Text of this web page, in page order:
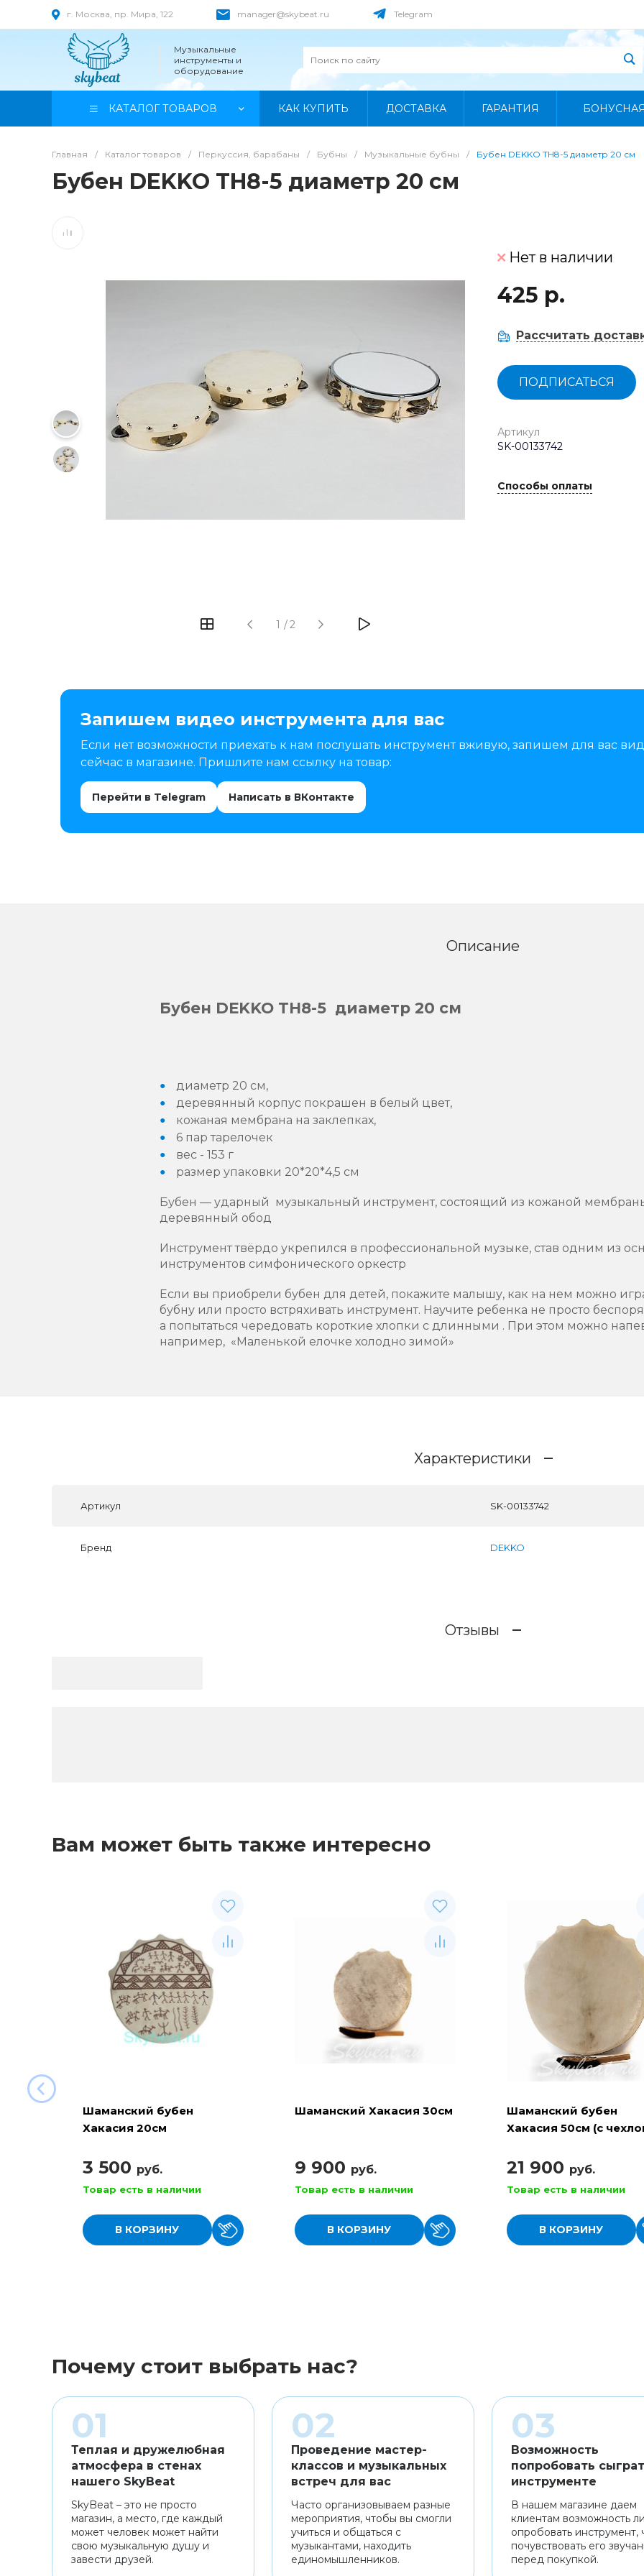
г. Москва, пр. Мира, 122 manager@skybeat.ru Telegram
Музыкальные
инструменты и
оборудование
КАТАЛОГ ТОВАРОВ КАК КУПИТЬ ДОСТАВКА ГАРАНТИЯ
Главная / Каталог товаров / Перкуссия, барабаны / Бубны / Музыкальные бубны / Бубен DEKKO TH8-5 диаметр 20 см
Бубен DEKKO TH8-5 диаметр 20 см
1 /2
Нет в наличии
425 р.
Рассчитать
ПОДПИСАТЬСЯ
Артикул
SK-00133742
Способы оплаты
Запишем видео инструмента для вас
Если нет возможности приехать к нам послушать инструмент вживую, запишем для вас
сейчас в магазине. Пришлите нам ссылку на товар:
Перейти в Telegram Написать в ВКонтакте
Описание
Бубен DEKKO TH8-5 диаметр 20 см
диаметр 20 см,
деревянный корпус покрашен в белый цвет,
кожаная мембрана на заклепках,
6 пар тарелочек
вес - 153 г
размер упаковки 20*20*4,5 см
Бубен — ударный музыкальный инструмент, состоящий из кожаной
деревянный обод
Инструмент твёрдо укрепился в профессиональной музыке, став одним из
инструментов симфонического оркестр
Если вы приобрели бубен для детей, покажите малышу, как на нем можно
бубну или просто встряхивать инструмент. Научите ребенка не просто
а попытаться чередовать короткие хлопки с длинными . При этом можно
например, «Маленькой елочке холодно зимой»
Характеристики
Артикул SK-00133742
Бренд DEKKO
Отзывы
Вам может быть также интересно
Шаманский бубен
Хакасия 20см
3 500 руб.
Товар есть в наличии
В КОРЗИНУ
Шаманский Хакасия 30см
9 900 руб.
Товар есть в наличии
В КОРЗИНУ
Шаманский бубен
Хакасия 50см (с
21 900 руб.
Товар есть в наличии
В КОРЗИНУ
Почему стоит выбрать нас?
Теплая и дружелюбная
атмосфера в стенах
нашего SkyBeat
SkyBeat – это не просто
магазин, а место, где каждый
может человек может найти
свою музыкальную душу и
завести друзей.
Проведение мастер-
классов и музыкальных
встреч для вас
Часто организовываем разные
мероприятия, чтобы вы смогли
учиться и общаться с
музыкантами, находить
единомышленников.
Возможность
попробовать
инструменте
В нашем магазине даем
клиентам возможность
опробовать инструмент,
почувствовать его
перед покупкой.